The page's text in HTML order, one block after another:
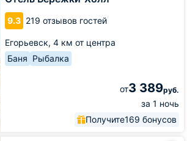
9.3 219 отзывов гостей
Егорьевск, 4 км от центра
Баня Рыбалка
от3 389руб.
за 1 ночь
Получите169 бонусов